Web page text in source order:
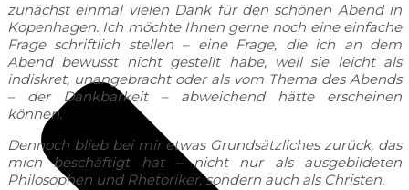
zunächst einmal vielen Dank für den schönen Abend in
Kopenhagen. Ich möchte Ihnen gerne noch eine einfache
Frage schriftlich stellen – eine Frage, die ich an dem
Abend bewusst nicht gestellt habe, weil sie leicht als
indiskret, unangebracht oder als vom Thema des Abends
– der Dankbarkeit – abweichend hätte erscheinen
können.
Dennoch blieb bei mir etwas Grundsätzliches zurück, das
mich beschäftigt hat – nicht nur als ausgebildeten
Philosophen und Rhetoriker, sondern auch als Christen.